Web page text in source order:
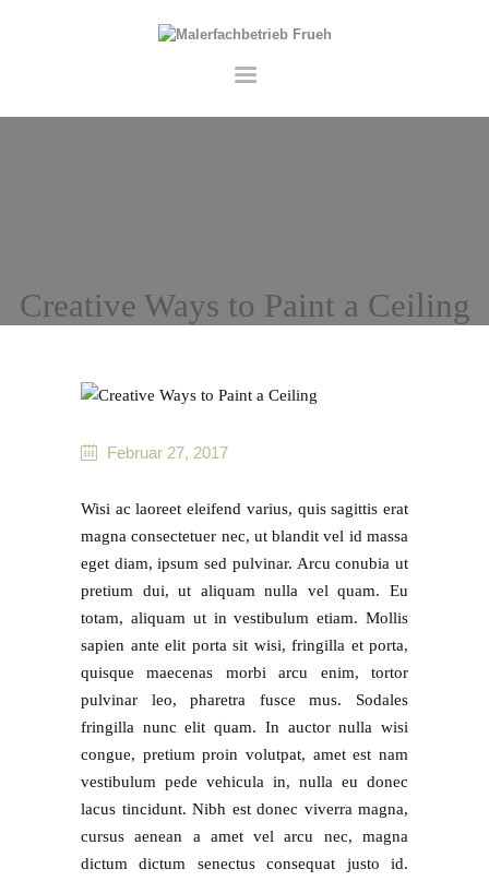
Creative Ways to Paint a Ceiling
KONTAKT
Februar 27, 2017
Wisi ac laoreet eleifend varius, quis sagittis erat
magna consectetuer nec, ut blandit vel id massa
eget diam, ipsum sed pulvinar. Arcu conubia ut
pretium dui, ut aliquam nulla vel quam. Eu
totam, aliquam ut in vestibulum etiam. Mollis
sapien ante elit porta sit wisi, fringilla et porta,
quisque maecenas morbi arcu enim, tortor
pulvinar leo, pharetra fusce mus. Sodales
fringilla nunc elit quam. In auctor nulla wisi
congue, pretium proin volutpat, amet est nam
vestibulum pede vehicula in, nulla eu donec
lacus tincidunt. Nibh est donec viverra magna,
cursus aenean a amet vel arcu nec, magna
dictum dictum senectus consequat justo id.